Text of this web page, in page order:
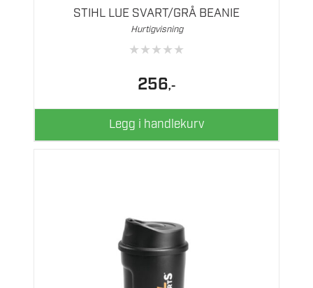
STIHL LUE SVART/GRÅ BEANIE
Hurtigvisning
★★★★★
256,-
Legg i handlekurv